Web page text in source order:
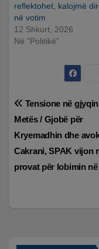
reflektohet, kalojmë
në votim
12 Shkurt, 2026
Në “Politikë”
Lëvizje
te
postimet
Tensione në
Metës / Gjobë për
Kryemadhin dhe
Cakrani, SPAK vijon
provat për lobimin